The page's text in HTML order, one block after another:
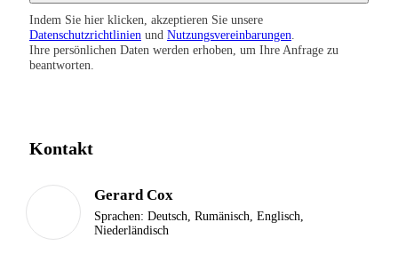
Indem Sie hier klicken, akzeptieren Sie unsere
Datenschutzrichtlinien und Nutzungsvereinbarungen
Ihre persönlichen Daten werden erhoben, um Ihre Anfrage zu
beantworten.
Kontakt
Gerard Cox
Sprachen: Deutsch, Rumänisch, Englisch,
Niederländisch